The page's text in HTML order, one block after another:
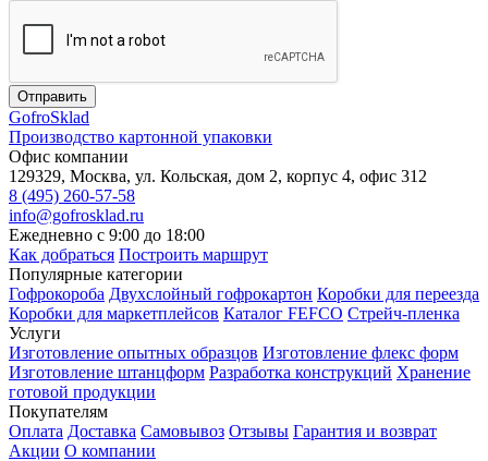
Отправить
GofroSklad
Производство картонной упаковки
Офис компании
129329, Москва, ул. Кольская, дом 2, корпус 4, офис 312
8 (495) 260-57-58
info@gofrosklad.ru
Ежедневно с 9:00 до 18:00
Как добраться Построить маршрут
Популярные категории
Гофрокороба Двухслойный гофрокартон Коробки для переезда
Коробки для маркетплейсов Каталог FEFCO Стрейч-пленка
Услуги
Изготовление опытных образцов Изготовление флекс форм
Изготовление штанцформ Разработка конструкций Хранение
готовой продукции
Покупателям
Оплата Доставка Самовывоз Отзывы Гарантия и возврат
Акции О компании